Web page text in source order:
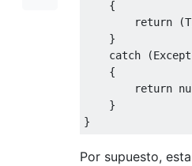
{
return
(T
}
catch
(
{
return
}
}
Por supuesto,